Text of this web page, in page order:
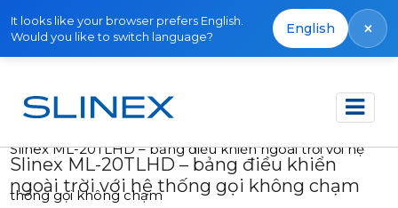
It looks like your browser prefers English.
Would you like to switch language?
English ×
Trang chủ Tin tức
Slinex ML-20TLHD – bảng điều khiển ngoài trời với hệ
thống gọi không chạm
Slinex ML-20TLHD – bảng điều khiển
ngoài trời với hệ thống gọi không chạm